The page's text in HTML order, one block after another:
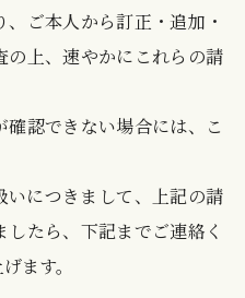
ご本人から訂正・追加・
の上、速やかにこれらの請
認できない場合には、こ
いにつきまして、上記の請
たら、下記までご連絡く
ます。